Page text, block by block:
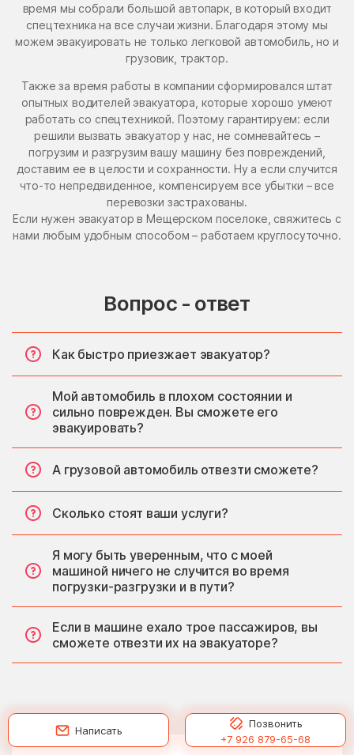
время мы собрали большой автопарк, в который входит
спецтехника на все случаи жизни. Благодаря этому мы
можем эвакуировать не только легковой автомобиль, но и
грузовик, трактор.
Также за время работы в компании сформировался штат
опытных водителей эвакуатора, которые хорошо умеют
работать со спецтехникой. Поэтому гарантируем: если
решили вызвать эвакуатор у нас, не сомневайтесь –
погрузим и разгрузим вашу машину без повреждений,
доставим ее в целости и сохранности. Ну а если случится
что-то непредвиденное, компенсируем все убытки – все
перевозки застрахованы.
Если нужен эвакуатор в Мещерском поселоке, свяжитесь с
нами любым удобным способом – работаем круглосуточно.
Вопрос - ответ
Как быстро приезжает эвакуатор?
Мой автомобиль в плохом состоянии и
сильно поврежден. Вы сможете его
эвакуировать?
А грузовой автомобиль отвезти сможете?
Сколько стоят ваши услуги?
Я могу быть уверенным, что с моей
машиной ничего не случится во время
погрузки-разгрузки и в пути?
Если в машине ехало трое пассажиров, вы
сможете отвезти их на эвакуаторе?
Написать
Позвонить
+7 926 879-65-68